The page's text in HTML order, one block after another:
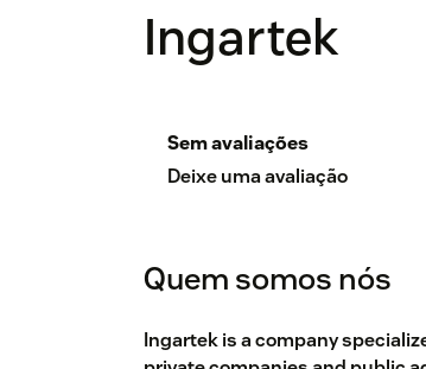
Ingartek
Sem avaliações
Deixe uma avaliação
Quem somos nós
Ingartek is a company